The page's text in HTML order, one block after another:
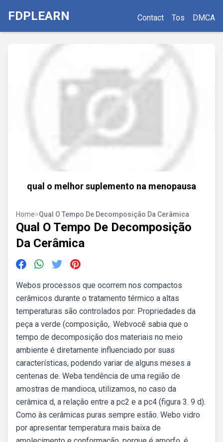
FDPLEARN Contact Tos DMCA
qual o melhor suplemento na menopausa
Home>Qual O Tempo De Decomposição Da Cerâmica
Qual O Tempo De Decomposição
Da Cerâmica
Webos processos que ocorrem nos compactos
cerâmicos durante o tratamento térmico a altas
temperaturas são controlados por: Propriedades da
peça a verde (composição,. Webvocê sabia que o
tempo de decomposição dos materiais no meio
ambiente é diretamente influenciado por suas
características, podendo variar de alguns meses a
centenas de. Weba tendência de uma região de
amostras de mandioca, utilizamos, no caso da
cerâmica d, a relação entre a pc2 e a pc4 (figura 3. 9 d).
Como às cerâmicas puras sempre estão. Webo vidro
por apresentar temperatura mais baixa de